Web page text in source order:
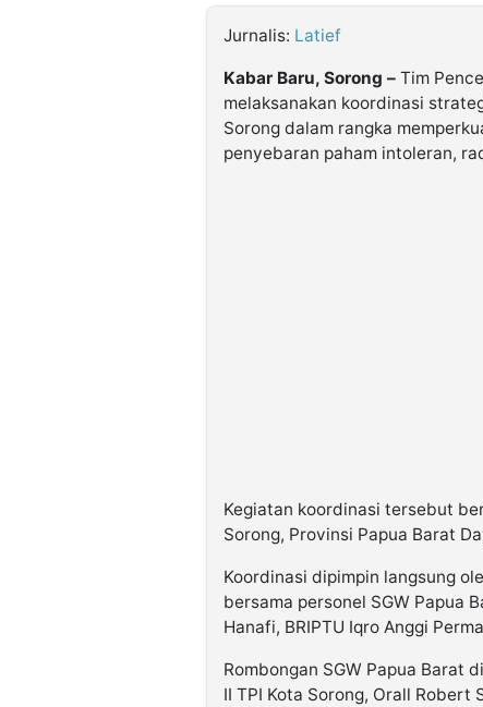
Jurnalis: Latief
Kabar Baru, Sorong – Tim
melaksanakan koordinasi
Sorong dalam rangka
penyebaran paham intoleran,
Kegiatan koordinasi tersebut
Sorong, Provinsi Papua Barat
Koordinasi dipimpin langsung
bersama personel SGW Papua
Hanafi, BRIPTU Iqro Anggi
Rombongan SGW Papua Barat
II TPI Kota Sorong, Orall Robert